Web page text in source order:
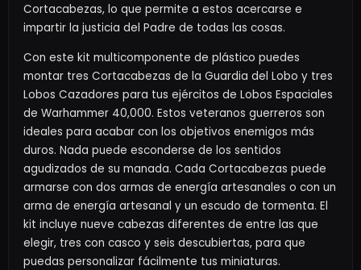
Cortacabezas, lo que permite a estos acercarse e
impartir la justicia del Padre de todas las cosas.
Con este kit multicomponente de plástico puedes
montar tres Cortacabezas de la Guardia del Lobo y tres
Lobos Cazadores para tus ejércitos de Lobos Espaciales
de Warhammer 40,000. Estos veteranos guerreros son
ideales para acabar con los objetivos enemigos más
duros. Nada puede esconderse de los sentidos
agudizados de su manada. Cada Cortacabezas puede
armarse con dos armas de energía artesanales o con un
arma de energía artesanal y un escudo de tormenta. El
kit incluye nueve cabezas diferentes de entre las que
elegir, tres con casco y seis descubiertas, para que
puedas personalizar fácilmente tus miniaturas.